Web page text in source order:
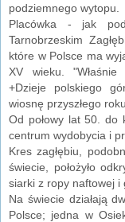
podziemnego wytopu.
Placówka - jak
Tarnobrzeskim
które w Polsce ma
XV wieku.
+Dzieje polskiego
wiosnę przyszłego
Od połowy lat 50. do
centrum wydobycia i
Kres zagłębiu,
świecie, położyło
siarki z ropy naftowej i
Na świecie działają
Polsce; jedna w